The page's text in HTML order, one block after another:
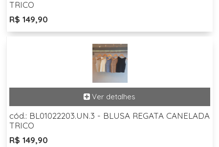
TRICO
R$ 149,90
cód.: BL01022203.UN.3 - BLUSA REGATA CANELADA
TRICO
R$ 149,90